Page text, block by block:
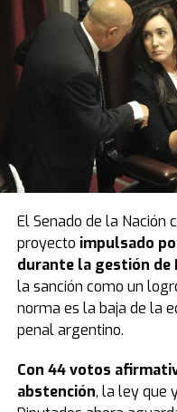
El Senado de la Nación
proyecto impulsado
durante la gestión de
la sanción como un
norma es la baja de la
penal argentino.
Con 44 votos
abstención, la ley que